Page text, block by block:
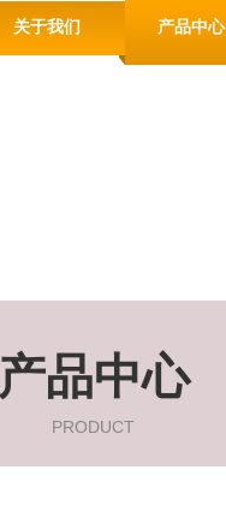
关于我们 产品中心
产品中心
PRODUCT